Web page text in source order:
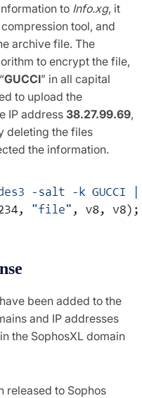
to Info.xg, it
tool, and
archive file. The
to encrypt the file,
GUCCI” in all capital
to upload the
IP address 38.27.99.69,
deleting the files
the information.
been added to the
and IP addresses
the SophosXL domain
released to Sophos